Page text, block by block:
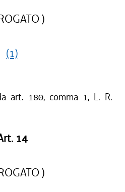
)
(1)
art. 180, comma 1, L. R.
14
)